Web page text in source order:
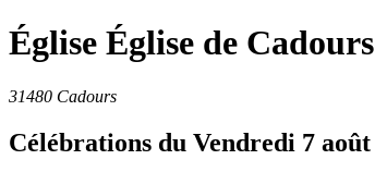
Église Église de Cadours
31480 Cadours
Célébrations du Vendredi 7 août